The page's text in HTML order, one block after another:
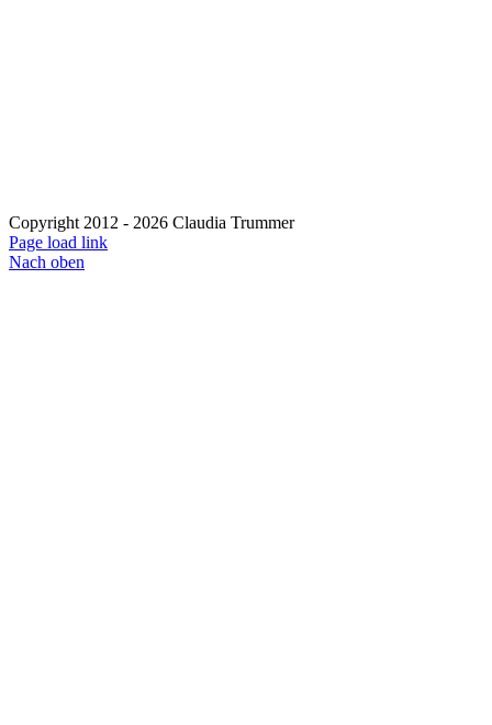
Copyright 2012 - 2026 Claudia Trummer
Page load link
Nach oben